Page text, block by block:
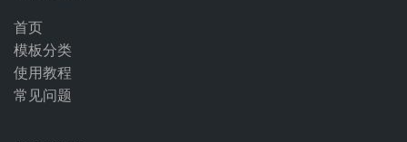
首页
模板分类
使用教程
常见问题